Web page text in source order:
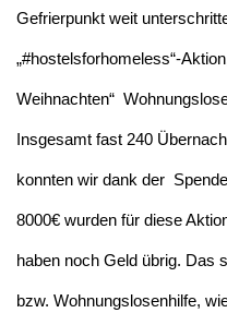
Gefrierpunkt weit
„#hostelsforhomeless“-
Weihnachten“
Insgesamt fast 240
konnten wir dank der
8000€ wurden für diese
haben noch Geld übrig. Das
bzw. Wohnungslosenhilfe,